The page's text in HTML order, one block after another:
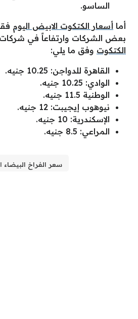
الساسو.
أما أسعار الكتكوت الابيض اليوم
بعض الشركات وارتفاعاً في
الكتكوت وفق ما يلي:
القاهرة للدواجن: 10.25 جنيه.
الوادي: 10.25 جنيه.
الوطنية 11.5 جنيه.
نيوهوب إيجيبت: 12 جنيه.
الإسكندرية: 10 جنيه.
المراعي: 8.5 جنيه.
سعر الفراخ البيضاء